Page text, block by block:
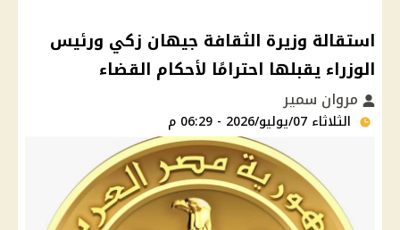
استقالة وزيرة الثقافة جيهان زكي ورئيس
الوزراء يقبلها احترامًا لأحكام القضاء
مروان سمير
الثلاثاء 07/يوليو/2026 - 06:29 م